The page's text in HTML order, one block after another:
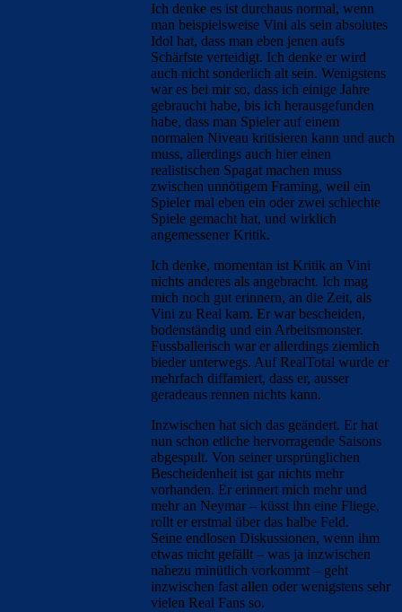
Ich denke es ist durchaus normal, wenn
man beispielsweise Vini als sein absolutes
Idol hat, dass man eben jenen aufs
Schärfste verteidigt. Ich denke er wird
auch nicht sonderlich alt sein. Wenigstens
war es bei mir so, dass ich einige Jahre
gebraucht habe, bis ich herausgefunden
habe, dass man Spieler auf einem
normalen Niveau kritisieren kann und auch
muss, allerdings auch hier einen
realistischen Spagat machen muss
zwischen unnötigem Framing, weil ein
Spieler mal eben ein oder zwei schlechte
Spiele gemacht hat, und wirklich
angemessener Kritik.
Ich denke, momentan ist Kritik an Vini
nichts anderes als angebracht. Ich mag
mich noch gut erinnern, an die Zeit, als
Vini zu Real kam. Er war bescheiden,
bodenständig und ein Arbeitsmonster.
Fussballerisch war er allerdings ziemlich
bieder unterwegs. Auf RealTotal wurde er
mehrfach diffamiert, dass er, ausser
geradeaus rennen nichts kann.
Inzwischen hat sich das geändert. Er hat
nun schon etliche hervorragende Saisons
abgespult. Von seiner ursprünglichen
Bescheidenheit ist gar nichts mehr
vorhanden. Er erinnert mich mehr und
mehr an Neymar – küsst ihn eine Fliege,
rollt er erstmal über das halbe Feld.
Seine endlosen Diskussionen, wenn ihm
etwas nicht gefällt – was ja inzwischen
nahezu minütlich vorkommt – geht
inzwischen fast allen oder wenigstens sehr
vielen Real Fans so.